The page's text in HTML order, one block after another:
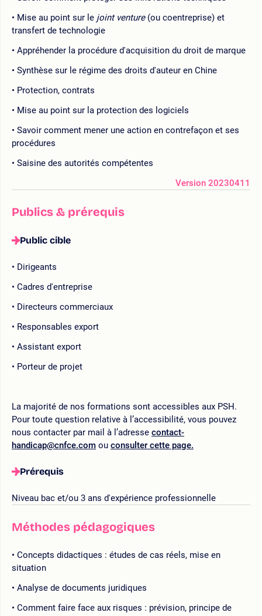
Mise au point sur le joint venture (ou coentreprise) et
transfert de technologie
Appréhender la procédure d'acquisition du droit de marque
Synthèse sur le régime des droits d'auteur en Chine
Protection, contrats
Mise au point sur la protection des logiciels
Savoir comment mener une action en contrefaçon et ses
procédures
Saisine des autorités compétentes
Version 20230411
Publics & prérequis
Public cible
Dirigeants
Cadres d'entreprise
Directeurs commerciaux
Responsables export
Assistant export
Porteur de projet
La majorité de nos formations sont accessibles aux PSH.
Pour toute question relative à l’accessibilité, vous pouvez
nous contacter par mail à l’adresse contact-
handicap@cnfce.com ou consulter cette page.
Prérequis
Niveau bac et/ou 3 ans d'expérience professionnelle
Méthodes pédagogiques
Concepts didactiques : études de cas réels, mise en
situation
Analyse de documents juridiques
Comment faire face aux risques : prévision, principe de